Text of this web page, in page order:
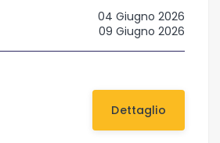
04 Giugno 2026
09 Giugno 2026
Dettaglio